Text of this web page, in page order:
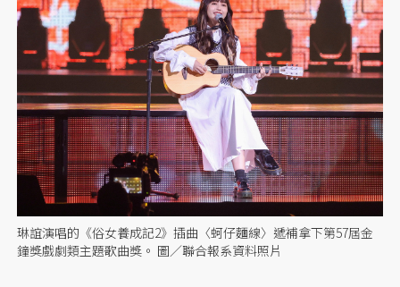
琳誼演唱的《俗女養成記2》插曲〈蚵仔麵線〉遞補拿下第57屆金
鐘獎戲劇類主題歌曲獎。 圖／聯合報系資料照片